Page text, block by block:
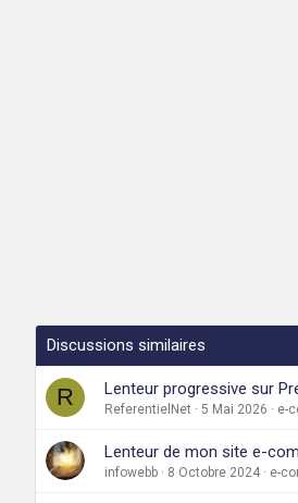
Discussions similaires
R Lenteur progressive sur
ReferentielNet 5 Mai 2026 e-
Lenteur de mon site e-
infowebb 8 Octobre 2024 e-